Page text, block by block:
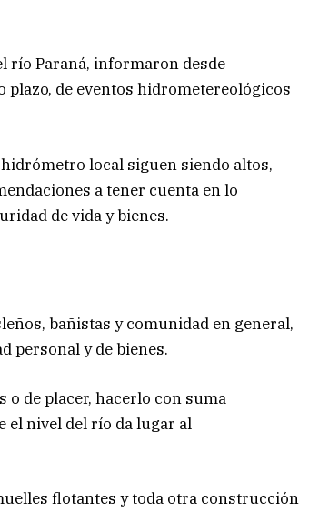
río Paraná, informaron desde
de eventos hidrometereológicos
local siguen siendo altos,
a tener cuenta en lo
de vida y bienes.
bañistas y comunidad en general,
personal y de bienes.
o de placer, hacerlo con suma
el nivel del río da lugar al
flotantes y toda otra construcción